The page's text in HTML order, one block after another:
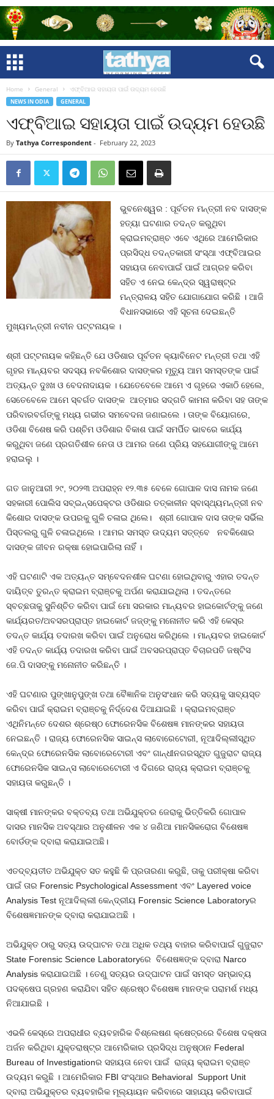
Home General ଏଫ୍‍ବିଆଇ ସହାୟତା ପାଇଁ ଉଦ୍ୟମ ହେଉଛି
NEWS IN ODIA GENERAL
ଏଫ୍‍ବିଆଇ ସହାୟତା ପାଇଁ ଉଦ୍ୟମ ହେଉଛି
By Tathya Correspondent - February 22, 2023
ଭୁବନେଶ୍ୱର : ପୂର୍ବତନ ମନ୍ତ୍ରୀ ନବ ଦାସଙ୍କ
ହତ୍ୟା ଘଟଣାର ତଦନ୍ତ କରୁଥିବା
କ୍ରାଇମବ୍ରାଞ୍ଚ ଏବେ ଏଥିରେ ଆମେରିକାର
ପ୍ରସିଦ୍ଧ ତଦନ୍ତକାରୀ ସଂସ୍ଥା ଏଫ୍‍ବିଆଇର
ସହାୟତା ନେବାପାଇଁ ପାଇଁ ଆଗ୍ରହ କରିବା
ସହିତ ଏ ନେଇ କେନ୍ଦ୍ର ସ୍ୱରାଷ୍ଟ୍ର
ମନ୍ତ୍ରାଳୟ ସହିତ ଯୋଗାଯୋଗ କରିଛି । ଆଜି
ବିଧାନସଭାରେ ଏହି ସୂଚନା ଦେଇଛନ୍ତି
ମୁଖ୍ୟମନ୍ତ୍ରୀ ନବୀନ ପଟ୍ଟନାୟକ ।
ଶ୍ରୀ ପଟ୍ଟନାୟକ କହିଛନ୍ତି ଯେ ଓଡିଶାର ପୂର୍ବତନ କ୍ୟାବିନେଟ ମନ୍ତ୍ରୀ ତଥା ଏହି
ଗୃହର ମାନ୍ୟବର ସଦସ୍ୟ ନବକିଶୋର ଦାସଙ୍କର ମୃତ୍ୟୁ ଆମ ସମସ୍ତଙ୍କ ପାଇଁ
ଅତ୍ୟନ୍ତ ଦୁଃଖ ଓ ବେଦନାଦାୟକ । ଯେତେବେଳେ ଆମେ ଏ ଗୃହରେ ଏକାଠି ହେଲେ,
ସେତେବେଳେ ଆମେ ସ୍ବର୍ଗତ ଦାସଙ୍କ ଆତ୍ମାର ସଦ୍‌ଗତି କାମନା କରିବା ସହ ତାଙ୍କ
ପରିବାରବର୍ଗଙ୍କୁ ମଧ୍ୟ ଗଭୀର ସମବେଦନା ଜଣାଇଲେ । ତାଙ୍କ ବିୟୋଗରେ,
ଓଡିଶା ବିଶେଷ କରି ପଶ୍ଚିମ ଓଡିଶାର ବିକାଶ ପାଇଁ ସମର୍ପିତ ଭାବରେ କାର୍ଯ୍ୟ
କରୁଥିବା ଜଣେ ପ୍ରଗତିଶୀଳ ନେତା ଓ ଆମର ଜଣେ ପ୍ରିୟ ସହଯୋଗୀଙ୍କୁ ଆମେ
ହରାଇଲୁ ।
ଗତ ଜାନୁଆରୀ ୨୯, ୨୦୨୩ ଅପରାହ୍ନ ୧୨.୩୫ ବେଳେ ଗୋପାଳ ଦାସ ନାମକ ଜଣେ
ସହକାରୀ ପୋଲିସ ସବ୍‌ଇନ୍‌ସପେକ୍ଟର ଓଡିଶାର ତତ୍‌କାଳୀନ ସ୍ବାସ୍ଥ୍ୟମନ୍ତ୍ରୀ ନବ
କିଶୋର ଦାସଙ୍କ ଉପରକୁ ଗୁଳି ଚଳାଇ ଥିଲେ। ଶ୍ରୀ ଗୋପାଳ ଦାସ ତାଙ୍କ ସର୍ଭିଲ
ପିସ୍ତଲରୁ ଗୁଳି ଚଳାଇଥିଲେ । ଆମର ସମସ୍ତ ଉଦ୍ୟମ ସତ୍ତ୍ବେ ନବକିଶୋର
ଦାସଙ୍କ ଜୀବନ ରକ୍ଷା ହୋଇପାରିଲା ନାହିଁ ।
ଏହି ଘଟଣାଟି ଏକ ଅତ୍ୟନ୍ତ ସମ୍ବେଦନଶୀଳ ଘଟଣା ହୋଇଥିବାରୁ ଏହାର ତଦନ୍ତ
ଦାୟିତ୍ବ ତୁରନ୍ତ କ୍ରାଇମ ବ୍ରାଞ୍ଚକୁ ଅର୍ପଣ କରାଯାଇଥିଲା । ତଦନ୍ତରେ
ସ୍ବଚ୍ଛତାକୁ ସୁନିଶ୍ଚିତ କରିବା ପାଇଁ ମୋ ସରକାର ମାନ୍ୟବର ହାଇକୋର୍ଟଙ୍କୁ ଜଣେ
କାର୍ଯ୍ୟରତ/ଅବସରପ୍ରାପ୍ତ ହାଇକୋର୍ଟ ଜଜ୍‌ଙ୍କୁ ମନୋନୀତ କରି ଏହି କେସ୍‌ର
ତଦନ୍ତ କାର୍ଯ୍ୟ ତଦାରଖ କରିବା ପାଇଁ ଅନୁରୋଧ କରିଥିଲେ । ମାନ୍ୟବର ହାଇକୋର୍ଟ
ଏହି ତଦନ୍ତ କାର୍ଯ୍ୟ ତଦାରଖ କରିବା ପାଇଁ ଅବସରପ୍ରାପ୍ତ ବିଚାରପତି ଜଷ୍ଟିସ
ଜେ.ପି ଦାସଙ୍କୁ ମନୋନୀତ କରିଛନ୍ତି ।
ଏହି ଘଟଣାର ପୁଙ୍ଖାନୁପୁଙ୍ଖ ତଥା ବୈ‌ଜ୍ଞାନିକ ଅନୁସଂଧାନ କରି ସତ୍ୟକୁ ସାବ୍ୟସ୍ତ
କରିବା ପାଇଁ କ୍ରାଇମ ବ୍ରାଞ୍ଚକୁ ନିର୍ଦ୍ଦେଶ ଦିଆଯାଇଛି । କ୍ରାଇମବ୍ରାଞ୍ଚ
ଏଥିନିମନ୍ତେ ଦେଶର ଶ୍ରେଷ୍ଠ ଫୋରେନସିକ ବିଶେଷଜ୍ଞ ମାନଙ୍କର ସହାୟତା
ନେଇଛନ୍ତି । ରାଜ୍ୟ ଫୋରେନସିକ ସାଇନ୍‌ସ ଲାବୋରେଟୋରୀ, ନୂଆଦିଲ୍ଲୀସ୍ଥିତ
କେନ୍ଦ୍ର ଫୋରେନସିକ ଲାବୋରେଟୋରୀ ଏବଂ ଗାନ୍ଧୀନଗରସ୍ଥିତ ଗୁଜୁରାଟ ରାଜ୍ୟ
ଫୋରେନସିକ ସାଇନ୍‌ସ ଲାବୋରେଟୋରୀ ଏ ଦିଗରେ ରାଜ୍ୟ କ୍ରାଇମ ବ୍ରାଞ୍ଚକୁ
ସହାୟତା କରୁଛନ୍ତି ।
ସାକ୍ଷୀ ମାନଙ୍କର ବକ୍ତବ୍ୟ ତଥା ଅଭିଯୁକ୍ତର ଜେରାକୁ ଭିତ୍ତିକରି ଗୋପାଳ
ଦାସର ମାନସିକ ଅବସ୍ଥାର ଅନୁଶୀଳନ ଏକ ୪ ଜଣିଆ ମାନସିକରୋଗ ବିଶେଷଜ୍ଞ
ବୋର୍ଡଙ୍କ ଦ୍ବାରା କରାଯାଇଅଛି।
ଏତଦ୍‌ବ୍ୟତୀତ ଅଭିଯୁକ୍ତ ସତ କହୁଛି କି ପ୍ରତାରଣା କରୁଛି, ତାକୁ ପରୀକ୍ଷା କରିବା
ପାଇଁ ତାର Forensic Psychological Assessment ଏବଂ Layered voice
Analysis Test ନୂଆଦିଲ୍ଲୀ କେନ୍ଦ୍ରୀୟ Forensic Science Laboratoryର
ବିଶେଷଜ୍ଞମାନଙ୍କ ଦ୍ବାରା କରାଯାଇଅଛି ।
ଅଭିଯୁକ୍ତ ଠାରୁ ସତ୍ୟ ଉଦ୍‌ଘାଟନ ତଥା ଅଧିକ ତଥ୍ୟ ବାହାର କରିବାପାଇଁ ଗୁଜୁରାଟ
State Forensic Science Laboratoryରେ ବିଶେଷଜ୍ଞଙ୍କ ଦ୍ବାରା Narco
Analysis କରାଯାଇଅଛି । ତେଣୁ ସତ୍ୟର ଉଦ୍‌ଘାଟନ ପାଇଁ ସମସ୍ତ ସମ୍ଭାବ୍ୟ
ପଦକ୍ଷେପ ଗ୍ରହଣ କରାଯିବା ସହିତ ଶ୍ରେଷ୍ଠ ବିଶେଷଜ୍ଞ ମାନଙ୍କ ପରାମର୍ଶ ମଧ୍ୟ
ନିଆଯାଇଛି ।
ଏଭଳି କେସ୍‌ରେ ଅପରାଧୀର ବ୍ୟବହାରିକ ବିଶ୍ଲେଷଣ କ୍ଷେତ୍ରରେ ବିଶେଷ ଦକ୍ଷତା
ଅର୍ଜନ କରିଥିବା ଯୁକ୍ତରାଷ୍ଟ୍ର ଆମେରିକାର ପ୍ରସିଦ୍ଧ ଅନୁଷ୍ଠାନ Federal
Bureau of Investigationର ସହାୟତା ନେବା ପାଇଁ ରାଜ୍ୟ କ୍ରାଇମ ବ୍ରାଞ୍ଚ
ଉଦ୍ୟମ କରୁଛି । ଆମେରିକାର FBI ସଂସ୍ଥାର Behavioral Support Unit
ଦ୍ବାରା ଅଭିଯୁକ୍ତର ବ୍ୟବହାରିକ ମୂଲ୍ୟାୟନ କରିବାରେ ସାହାଯ୍ୟ କରିବାପାଇଁ